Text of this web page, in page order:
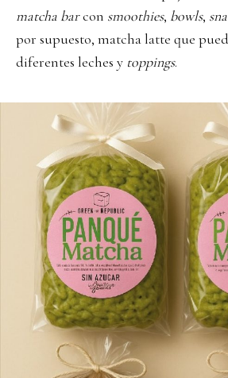
matcha barcon smoothies, bowls,
por supuesto, matcha latte que
diferentes leches y toppings.